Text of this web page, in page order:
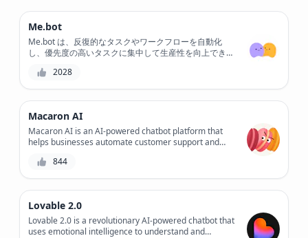
Me.bot
Me.bot は、反復的なタスクやワークフローを自動化
し、優先度の高いタスクに集中して生産性を向上できる
ークフローとシームレスな統合により、Me.bot はプロ
2028
Macaron AI
Macaron AI is an AI-powered chatbot platform that
helps businesses automate customer support and
experiences and increasing engagement.
844
Lovable 2.0
Lovable 2.0 is a revolutionary AI-powered chatbot that
uses emotional intelligence to understand and